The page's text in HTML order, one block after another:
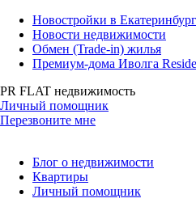
Новостройки в
Новости недвижимости
Обмен (Trade-in) жилья
Премиум-дома Иволга
PR FLAT недвижимость
Личный помощник
Перезвоните мне
Блог о недвижимости
Квартиры
Личный помощник